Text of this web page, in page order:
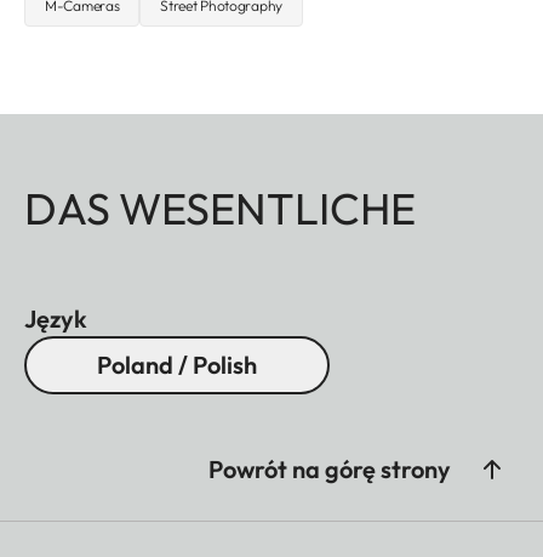
M-Cameras Street Photography
DAS WESENTLICHE
Język
Poland / Polish
Powrót na górę strony